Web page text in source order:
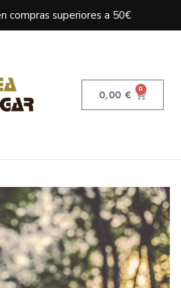
compras superiores a 50€
0,00 € 0